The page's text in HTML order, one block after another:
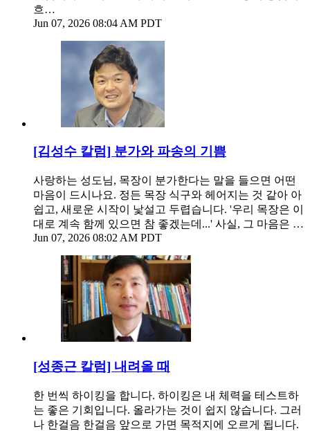
흐…
Jun 07, 2026 08:04 AM PDT
[김성수 칼럼] 분가와 파송의 기쁨
사랑하는 성도님, 목장이 분가한다는 말을 들으면 어떤
마음이 드시나요. 정든 목장 식구와 헤어지는 것 같아 아
쉽고, 새로운 시작이 낯설고 두렵습니다. '우리 목장은 이
대로 계속 함께 있으면 참 좋겠는데...' 사실, 그 마음은 …
Jun 07, 2026 08:02 AM PDT
[성종근 칼럼] 내려올 때
한 번씩 하이킹을 합니다. 하이킹은 내 체력을 테스트하
는 좋은 기회입니다. 올라가는 것이 쉽지 않습니다. 그러
나 한걸음 한걸음 앞으로 가면 목적지에 오르게 됩니다.